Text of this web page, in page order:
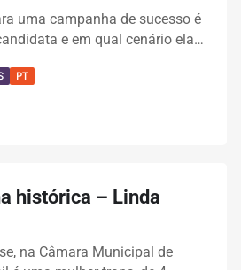
uma campanha de sucesso é
e em qual cenário ela…
PT
histórica – Linda
na Câmara Municipal de